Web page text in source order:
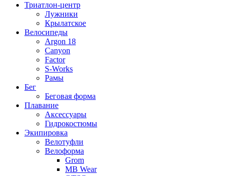
Триатлон-центр
Лужники
Крылатское
Велосипеды
Argon 18
Canyon
Factor
S-Works
Рамы
Бег
Беговая форма
Плавание
Аксессуары
Гидрокостюмы
Экипировка
Велотуфли
Велоформа
Grom
MB Wear